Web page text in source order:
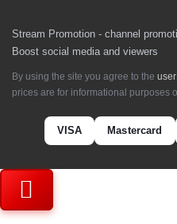
Stream Promotion - channel
Boost social media and viewers
By using the site you agree to the
prices are for informational purposes
VISA Mastercard